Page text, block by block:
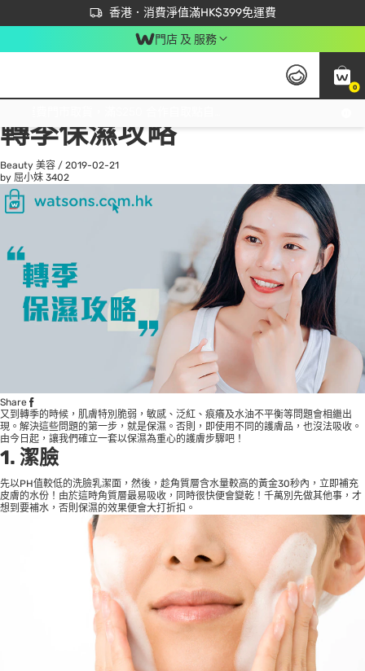
香港．消費淨值滿HK$399免運費
立即成為易賞錢會員盡享獨家優惠
首次APP下單買滿$450 輸入 NEWAPP 即減$50
門店 及 服務
0
All
轉季保濕攻略
Beauty 美容 / 2019-02-21
by 屈小妹 3402
Share
又到轉季的時候，肌膚特別脆弱，敏感、泛紅、痕癢及水油不平衡等問題會相繼出
現。解決這些問題的第一步，就是保濕。否則，即使用不同的護膚品，也沒法吸收。
由今日起，讓我們確立一套以保濕為重心的護膚步驟吧！
1. 潔臉
先以PH值較低的洗臉乳潔面，然後，趁角質層含水量較高的黃金30秒內，立即補充
皮膚的水份！由於這時角質層最易吸收，同時很快便會變乾！千萬別先做其他事，才
想到要補水，否則保濕的效果便會大打折扣。